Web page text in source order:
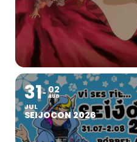
31
JUL
02
AUG
SEIJOCON 2026